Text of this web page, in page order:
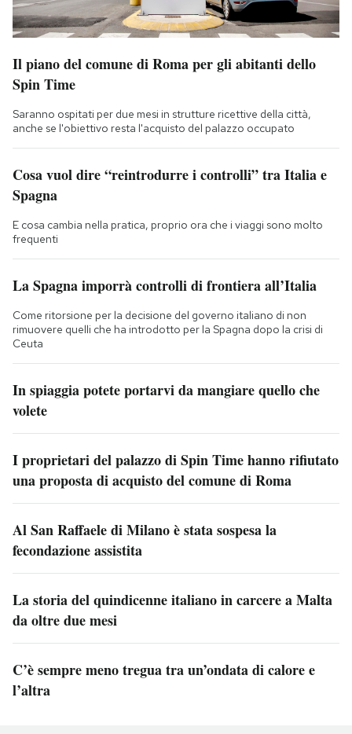
Il piano del comune di Roma per gli abitanti dello
Spin Time
Saranno ospitati per due mesi in strutture ricettive della città,
anche se l'obiettivo resta l'acquisto del palazzo occupato
Cosa vuol dire “reintrodurre i controlli” tra Italia e
Spagna
E cosa cambia nella pratica, proprio ora che i viaggi sono molto
frequenti
La Spagna imporrà controlli di frontiera all’Italia
Come ritorsione per la decisione del governo italiano di non
rimuovere quelli che ha introdotto per la Spagna dopo la crisi di
Ceuta
In spiaggia potete portarvi da mangiare quello che
volete
I proprietari del palazzo di Spin Time hanno rifiutato
una proposta di acquisto del comune di Roma
Al San Raffaele di Milano è stata sospesa la
fecondazione assistita
La storia del quindicenne italiano in carcere a Malta
da oltre due mesi
C’è sempre meno tregua tra un’ondata di calore e
l’altra